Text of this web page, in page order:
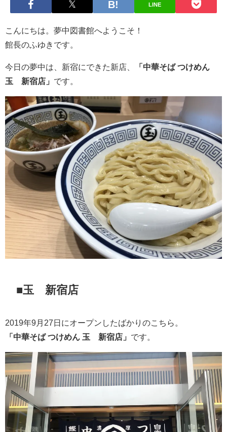
LINE
こんにちは。夢中図書館へようこそ！
館長のふゆきです。
今日の夢中は、新宿にできた新店、
「中華そば つけめん
玉 新宿店」 です。
■玉 新宿店
2019年9月27日にオープンしたばかりのこちら。
「中華そば つけめん 玉 新宿店」 です。